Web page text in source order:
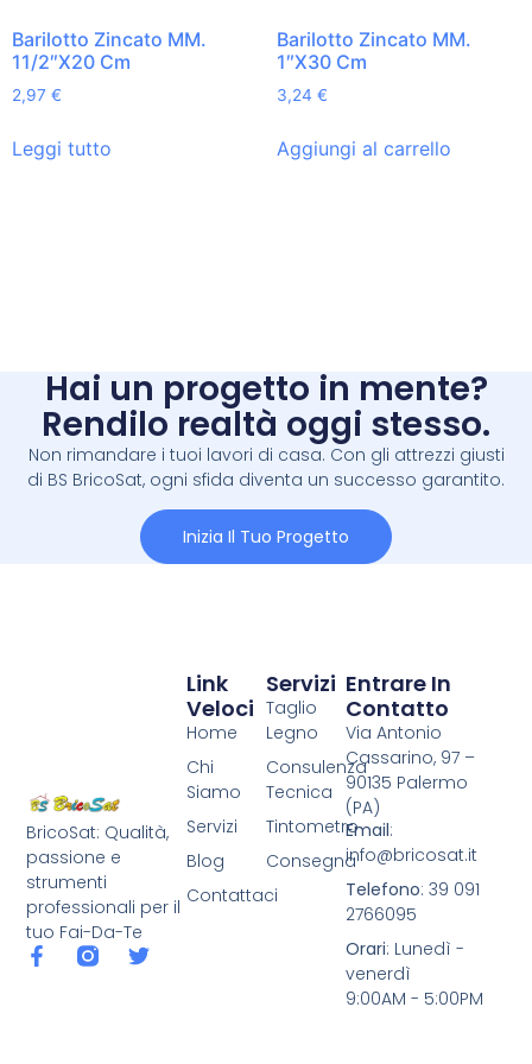
Barilotto Zincato MM.
11/2″X20 Cm
2,97 €
Leggi tutto
Barilotto Zincato MM.
1″X30 Cm
3,24 €
Aggiungi al carrello
Hai un progetto in mente?
Rendilo realtà oggi stesso.
Non rimandare i tuoi lavori di casa. Con gli attrezzi giusti
di BS BricoSat, ogni sfida diventa un successo garantito.
Inizia Il Tuo Progetto
BricoSat: Qualità,
passione e
strumenti
professionali per il
tuo Fai-Da-Te
Servizi
Taglio
Legno
Consulenza
Tecnica
Tintometro
Consegna
Link
Veloci
Home
Chi
Siamo
Servizi
Blog
Contattaci
Entrare In
Contatto
Via Antonio
Cassarino, 97 –
90135 Palermo
(PA)
Email:
info@bricosat.it
Telefono: 39 091
2766095
Orari: Lunedì -
venerdì
9:00AM - 5:00PM